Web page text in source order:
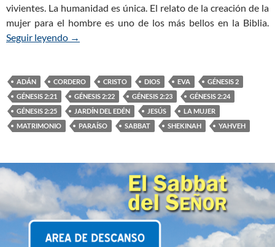
vivientes. La humanidad es única. El relato de la creación de la
mujer para el hombre es uno de los más bellos en la Biblia.
Seguir leyendo Génesis 2:21-25 — YAHVEH Elohim hizo a la
→
ADÁN CORDERO CRISTO DIOS EVA
GÉNESIS 2
GÉNESIS 2:21
GÉNESIS 2:22 GÉNESIS 2:23
GÉNESIS 2:24
GÉNESIS 2:25
JARDÍN DEL EDÉN JESÚS
LA MUJER
MATRIMONIO
PARAÍSO SABBAT SHEKINAH YAHVEH